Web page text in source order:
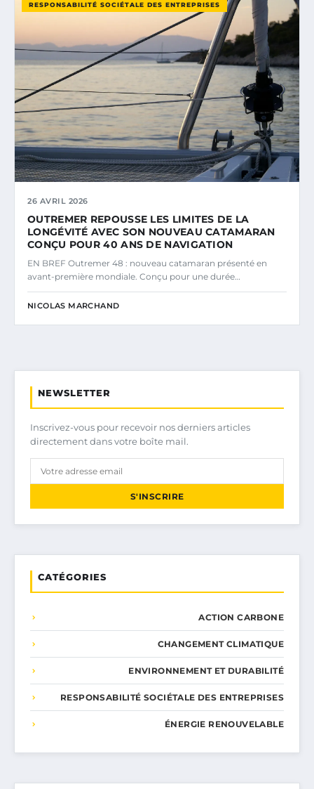
RESPONSABILITÉ SOCIÉTALE DES ENTREPRISES
26 AVRIL 2026
OUTREMER REPOUSSE LES LIMITES DE LA
LONGÉVITÉ AVEC SON NOUVEAU CATAMARAN
CONÇU POUR 40 ANS DE NAVIGATION
EN BREF Outremer 48 : nouveau catamaran présenté en
avant-première mondiale. Conçu pour une durée…
NICOLAS MARCHAND
NEWSLETTER
Inscrivez-vous pour recevoir nos derniers articles
directement dans votre boîte mail.
S'INSCRIRE
CATÉGORIES
ACTION CARBONE
CHANGEMENT CLIMATIQUE
ENVIRONNEMENT ET DURABILITÉ
RESPONSABILITÉ SOCIÉTALE DES ENTREPRISES
ÉNERGIE RENOUVELABLE